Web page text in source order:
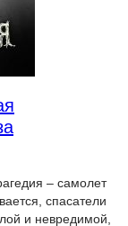
– самолет
спасатели
и невредимой,